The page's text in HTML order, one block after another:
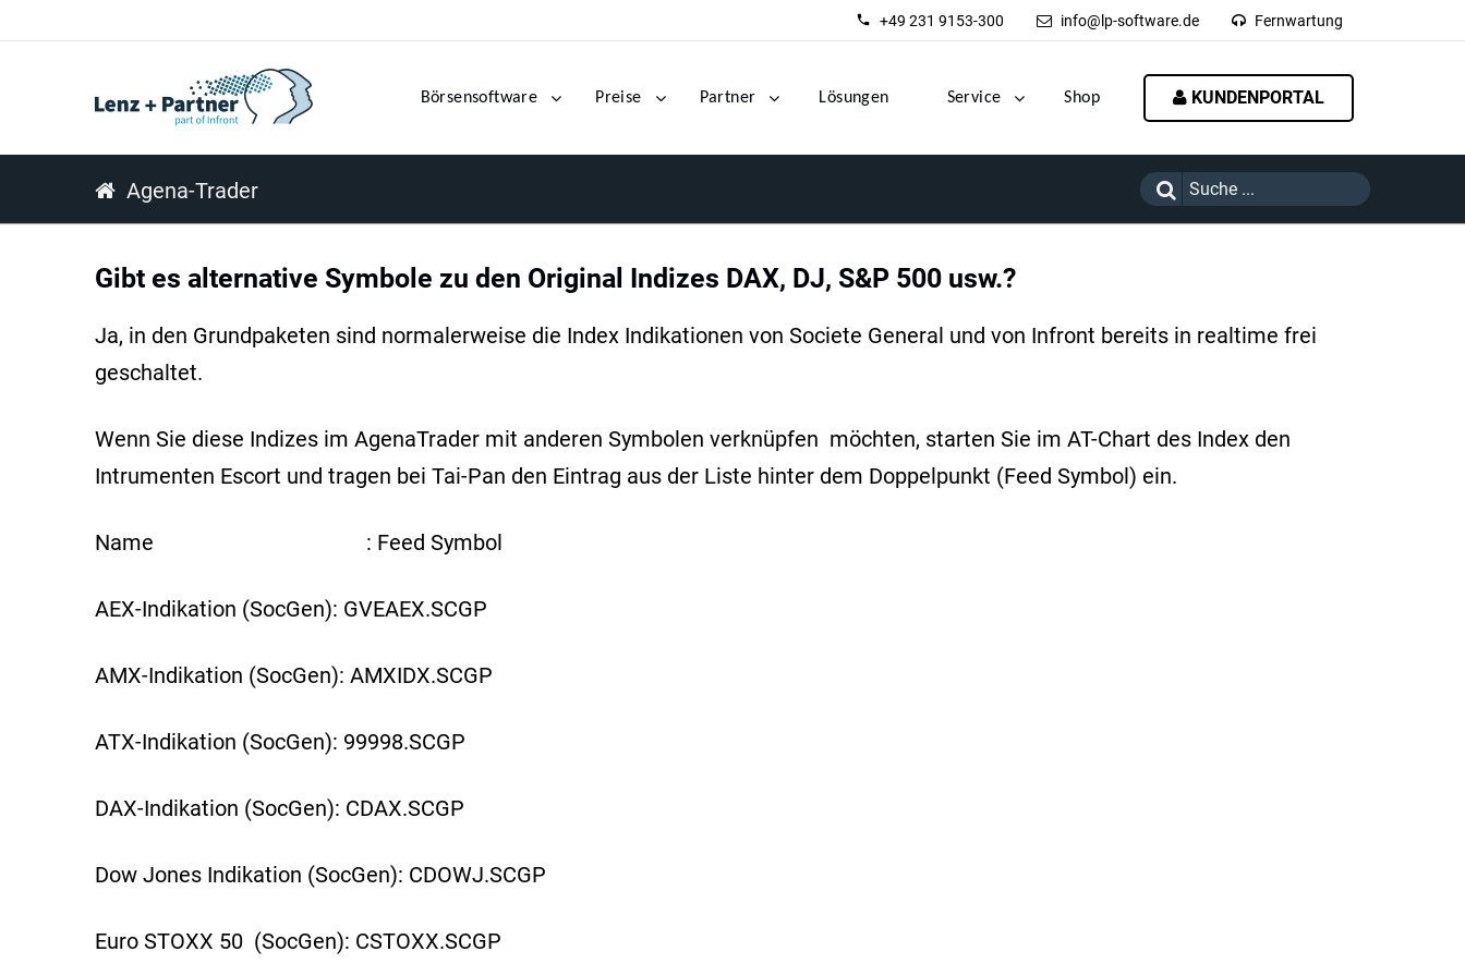
+49 231 9153-300 info@lp-software.de Fernwartung
Börsensoftware Preise Partner Lösungen Service Shop KUNDENPORTAL
Agena-Trader
Gibt es alternative Symbole zu den Original Indizes DAX, DJ, S&P 500 usw.?
Ja, in den Grundpaketen sind normalerweise die Index Indikationen von Societe General und von Infront bereits in realtime frei
geschaltet.
Wenn Sie diese Indizes im AgenaTrader mit anderen Symbolen verknüpfen möchten, starten Sie im AT-Chart des Index den
Intrumenten Escort und tragen bei Tai-Pan den Eintrag aus der Liste hinter dem Doppelpunkt (Feed Symbol) ein.
Name : Feed Symbol
AEX-Indikation (SocGen): GVEAEX.SCGP
AMX-Indikation (SocGen): AMXIDX.SCGP
ATX-Indikation (SocGen): 99998.SCGP
DAX-Indikation (SocGen): CDAX.SCGP
Dow Jones Indikation (SocGen): CDOWJ.SCGP
Euro STOXX 50 (SocGen): CSTOXX.SCGP